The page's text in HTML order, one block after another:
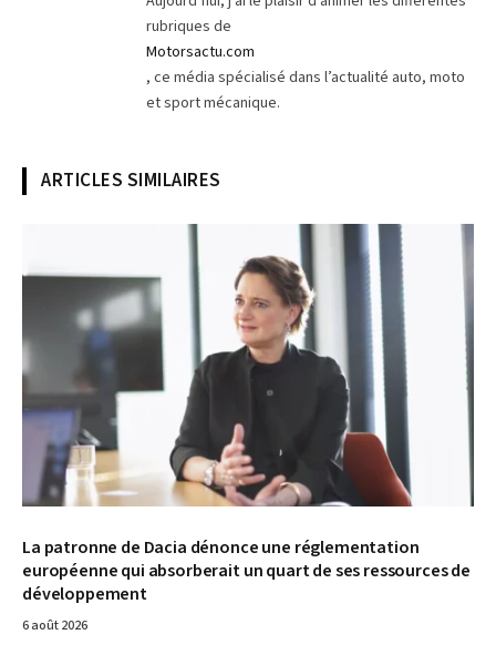
rubriques de
Motorsactu.com
, ce média spécialisé dans l’actualité auto, moto
et sport mécanique.
ARTICLES SIMILAIRES
La patronne de Dacia dénonce une réglementation
européenne qui absorberait un quart de ses ressources de
développement
6 août 2026